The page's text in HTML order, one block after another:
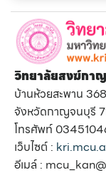
วิทยาลัยสงฆ์กา
บ้านห้วยสะพาน
จังหวัดกาญจนบุรี
โทรศัพท์
เว็บไซต์ :
อีเมล์ :